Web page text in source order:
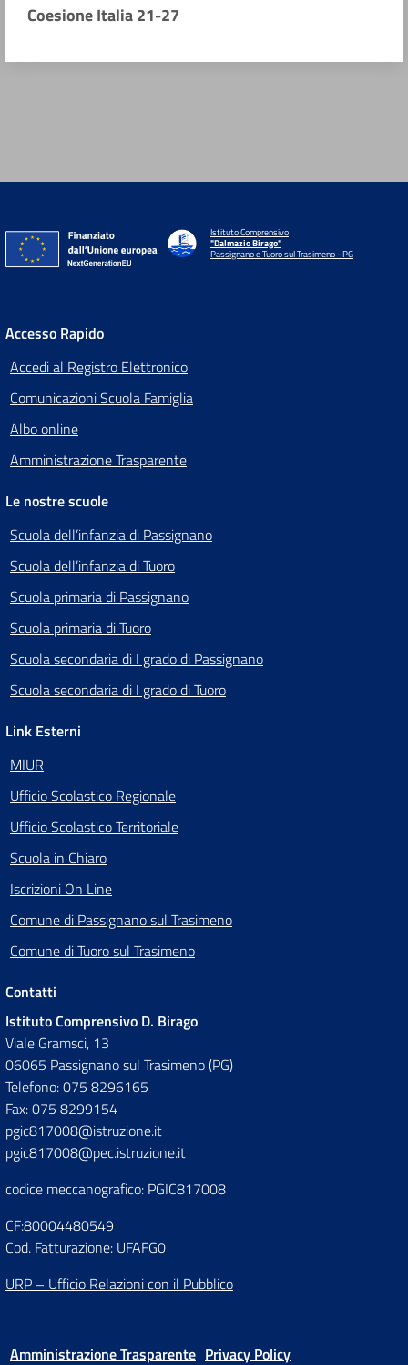
Coesione Italia 21-27
Istituto Comprensivo
"Dalmazio Birago"
Passignano e Tuoro sul Trasimeno - PG
Accesso Rapido
Accedi al Registro Elettronico
Comunicazioni Scuola Famiglia
Albo online
Amministrazione Trasparente
Le nostre scuole
Scuola dell’infanzia di Passignano
Scuola dell’infanzia di Tuoro
Scuola primaria di Passignano
Scuola primaria di Tuoro
Scuola secondaria di I grado di Passignano
Scuola secondaria di I grado di Tuoro
Link Esterni
MIUR
Ufficio Scolastico Regionale
Ufficio Scolastico Territoriale
Scuola in Chiaro
Iscrizioni On Line
Comune di Passignano sul Trasimeno
Comune di Tuoro sul Trasimeno
Contatti
Istituto Comprensivo D. Birago
Viale Gramsci, 13
06065 Passignano sul Trasimeno (PG)
Telefono: 075 8296165
Fax: 075 8299154
pgic817008@istruzione.it
pgic817008@pec.istruzione.it
codice meccanografico: PGIC817008
CF:80004480549
Cod. Fatturazione: UFAFG0
URP – Ufficio Relazioni con il Pubblico
Amministrazione Trasparente Privacy Policy